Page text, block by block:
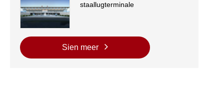
staallugterminale
Sien meer